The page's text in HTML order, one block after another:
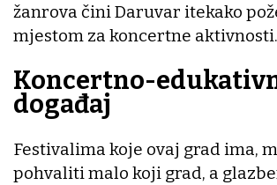
žanrova čini Daruvar itekako
mjestom za koncertne aktivnosti.
Koncertno-
događaj
Festivalima koje ovaj grad ima,
pohvaliti malo koji grad, a